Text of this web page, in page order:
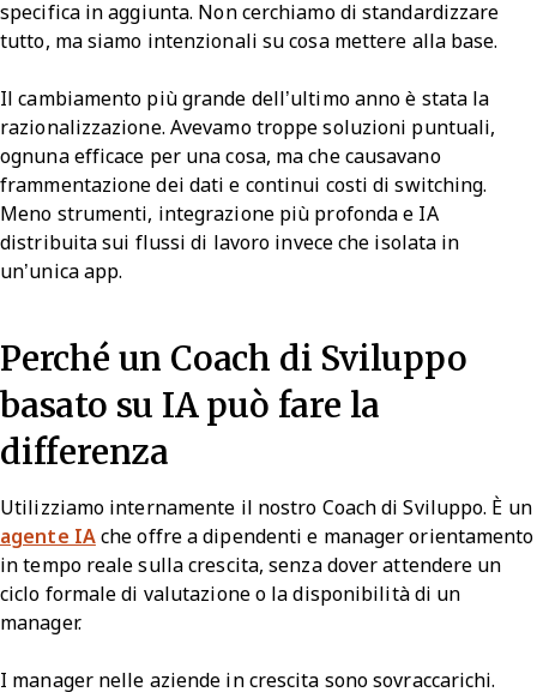
specifica in aggiunta. Non cerchiamo di standardizzare
tutto, ma siamo intenzionali su cosa mettere alla base.
Il cambiamento più grande dell’ultimo anno è stata la
razionalizzazione. Avevamo troppe soluzioni puntuali,
ognuna efficace per una cosa, ma che causavano
frammentazione dei dati e continui costi di switching.
Meno strumenti, integrazione più profonda e IA
distribuita sui flussi di lavoro invece che isolata in
un’unica app.
Perché un Coach di Sviluppo
basato su IA può fare la
differenza
Utilizziamo internamente il nostro Coach di Sviluppo. È un
agente IAche offre a dipendenti e manager orientamento
in tempo reale sulla crescita, senza dover attendere un
ciclo formale di valutazione o la disponibilità di un
manager.
I manager nelle aziende in crescita sono sovraccarichi.